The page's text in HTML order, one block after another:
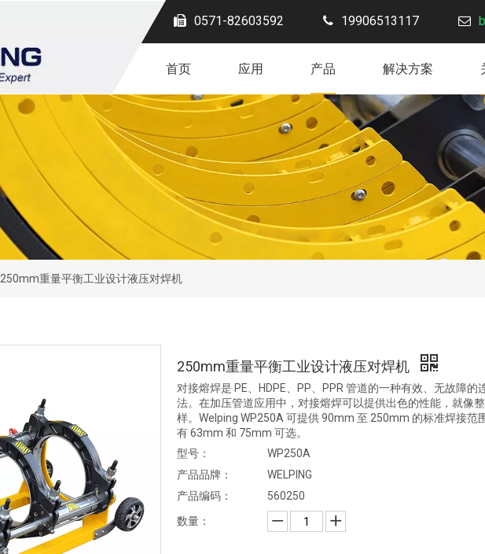
0571-82603592 19906513117
首页 应用 产品 解决方案
250mm重量平衡工业设计液压对焊机
250mm重量平衡工业设计液压对焊机
对接熔焊是 PE、HDPE、PP、PPR 管道的一种有效、无故障的
法。在加压管道应用中，对接熔焊可以提供出色的性能，就像
样。Welping WP250A 可提供 90mm 至 250mm 的标准焊接范
有 63mm 和 75mm 可选。
型号：
WP250A
产品品牌：
WELPING
产品编码：
560250
数量：